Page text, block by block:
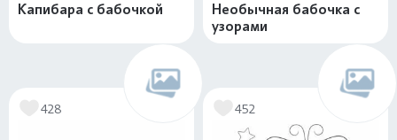
Капибара с бабочкой
Необычная бабочка с
узорами
428 452